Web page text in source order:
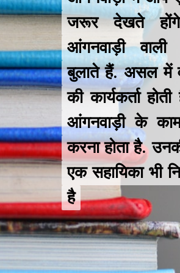
जरूर देखते
आंगनवाड़ी
बुलाते हैं. असल में
की कार्यकर्ता
आंगनवाड़ी के
करना होता है.
एक सहायिका भी
है
जरूर देखते
आंगनवाड़ी
बुलाते हैं. असल में
की कार्यकर्ता
आंगनवाड़ी के
करना होता है.
एक सहायिका भी
है